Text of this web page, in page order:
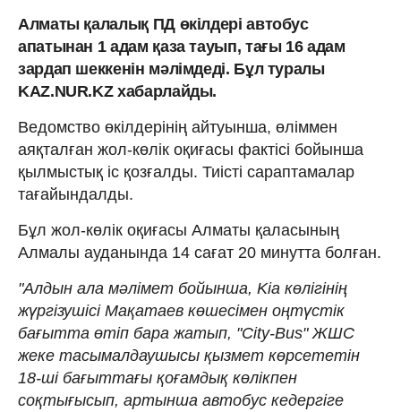
Алматы қалалық ПД өкілдері автобус
апатынан 1 адам қаза тауып, тағы 16 адам
зардап шеккенін мәлімдеді. Бұл туралы
KAZ.NUR.KZ хабарлайды.
Ведомство өкілдерінің айтуынша, өліммен
аяқталған жол-көлік оқиғасы фактісі бойынша
қылмыстық іс қозғалды. Тиісті сараптамалар
тағайындалды.
Бұл жол-көлік оқиғасы Алматы қаласының
Алмалы ауданында 14 сағат 20 минутта болған.
"Алдын ала мәлімет бойынша, Kia көлігінің
жүргізушісі Мақатаев көшесімен оңтүстік
бағытта өтіп бара жатып, "Сity-Bus" ЖШС
жеке тасымалдаушысы қызмет көрсететін
18-ші бағыттағы қоғамдық көлікпен
соқтығысып, артынша автобус кедергіге